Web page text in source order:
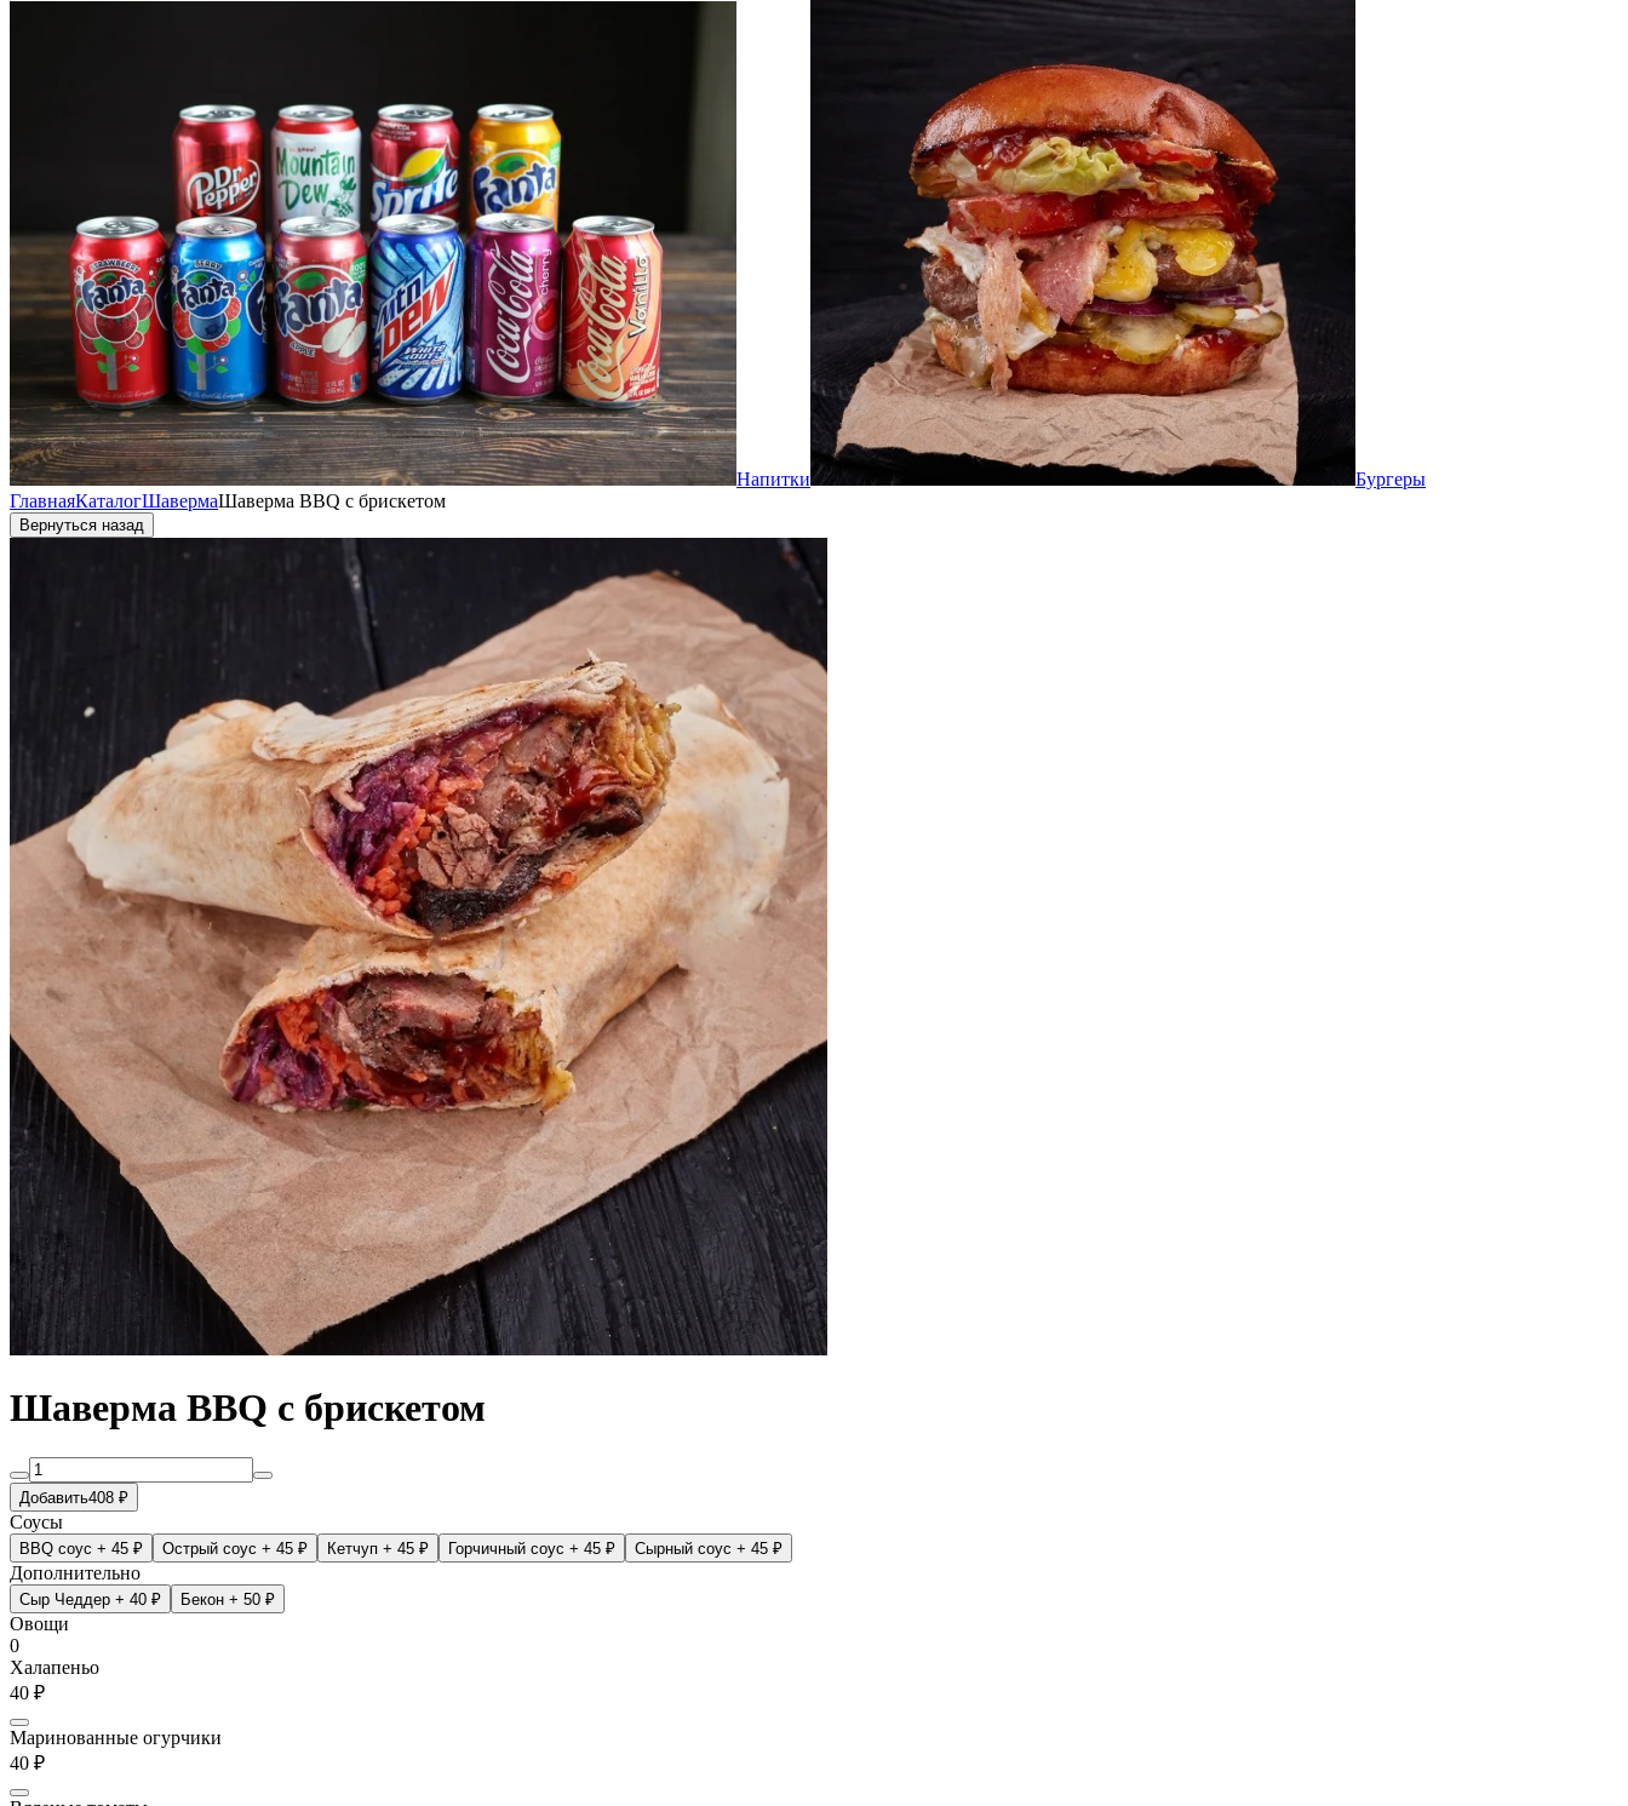
Напитки
Бургеры
ГлавнаяКаталогШавермаШаверма BBQ с брискетом
Вернуться назад
Шаверма BBQ с брискетом
Добавить408 ₽
Соусы
BBQ соус + 45 ₽ Острый соус + 45 ₽ Кетчуп + 45 ₽ Горчичный соус + 45 ₽ Сырный соус + 45 ₽
Дополнительно
Сыр Чеддер + 40 ₽ Бекон + 50 ₽
Овощи
0
Халапеньо
40 ₽
Маринованные огурчики
40 ₽